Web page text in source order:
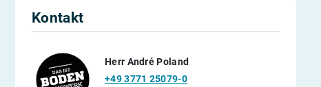
Kontakt
Herr André Poland
+49 3771 25079-0